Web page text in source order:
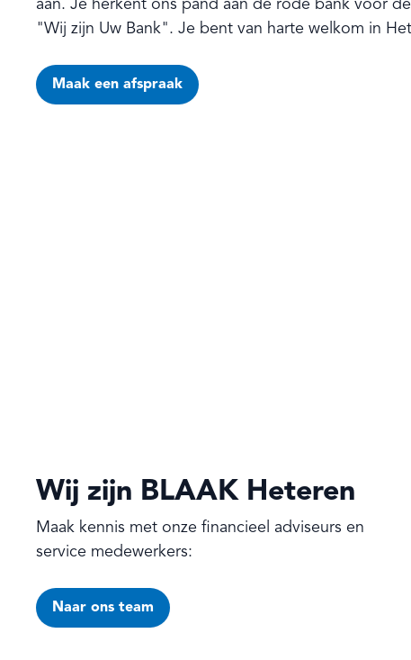
aan. Je herkent ons pand aan de rode bank voor
"Wij zijn Uw Bank". Je bent van harte welkom in
Maak een afspraak
Wij zijn BLAAK Heteren
Maak kennis met onze financieel adviseurs en
service medewerkers:
Naar ons team